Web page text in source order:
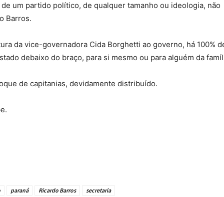
um partido político, de qualquer tamanho ou ideologia, não
Barros.
da vice-governadora Cida Borghetti ao governo, há 100%
debaixo do braço, para si mesmo ou para alguém da
de capitanias, devidamente distribuído.
paraná Ricardo Barros secretaria